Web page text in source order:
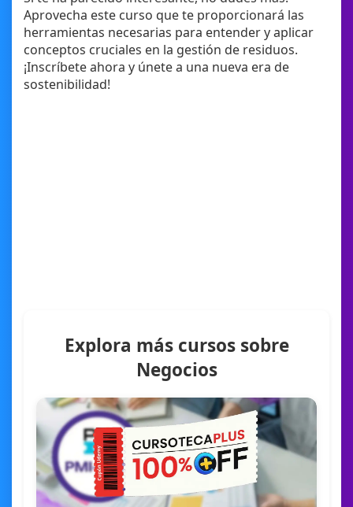
Aprovecha este curso que te proporcionará las
herramientas necesarias para entender y aplicar
conceptos cruciales en la gestión de residuos.
¡Inscríbete ahora y únete a una nueva era de
sostenibilidad!
Explora más cursos sobre
Negocios